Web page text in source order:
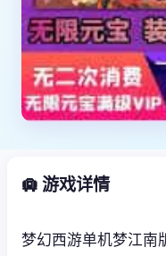
🛄 游戏详情
梦幻西游单机梦江南